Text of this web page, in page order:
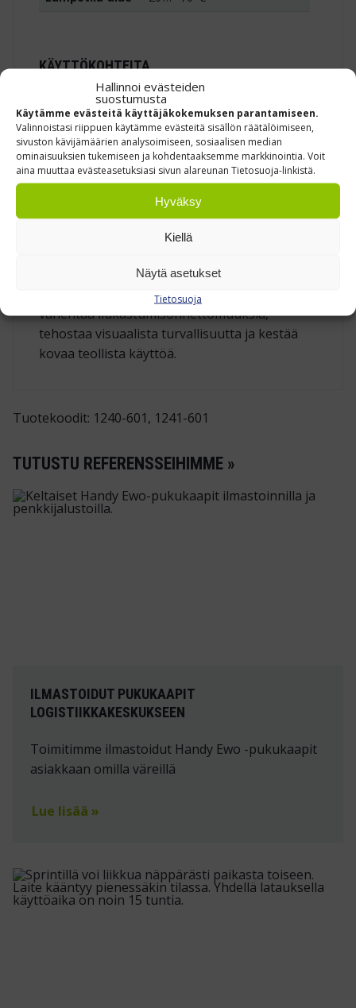
Hallinnoi evästeiden
suostumusta
Käytämme evästeitä käyttäjäkokemuksen parantamiseen.
Valinnoistasi riippuen käytämme evästeitä sisällön räätälöimiseen,
sivuston kävijämäärien analysoimiseen, sosiaalisen median
ominaisuuksien tukemiseen ja kohdentaaksemme markkinointia. Voit
aina muuttaa evästeasetuksiasi sivun alareunan Tietosuoja-linkistä.
Hyväksy
Kiellä
Näytä asetukset
Tietosuoja
KÄYTTÖKOHTEITA
Portaiden askelmat ja huoltotikkaat
Lastauslaiturin reunakynnykset ja
ramppien nousut
Koneiden huoltotasot ja öljyiset
lattia‑alueet
Koulutus‑ ja toimistotilojen kulkuväylät,
joihin halutaan sekä pito että visuaalinen
Yksi rulla kelta‑mustaa liukuesteteippiä
vähentää liukastumis­onnettomuuksia,
tehostaa visuaalista turvallisuutta ja kestää
kovaa teollista käyttöä.
Tuotekoodit: 1240-601, 1241-601
TUTUSTU REFERENSSEIHIMME »
ILMASTOIDUT PUKUKAAPIT
LOGISTIIKKAKESKUKSEEN
Toimitimme ilmastoidut Handy Ewo -pukukaapit
asiakkaan omilla väreillä
Lue lisää »